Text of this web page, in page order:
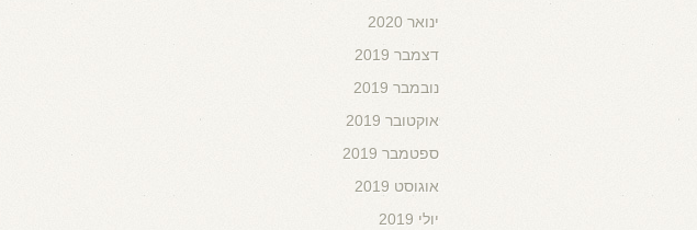
ינואר 2020
דצמבר 2019
נובמבר 2019
אוקטובר 2019
ספטמבר 2019
אוגוסט 2019
יולי 2019